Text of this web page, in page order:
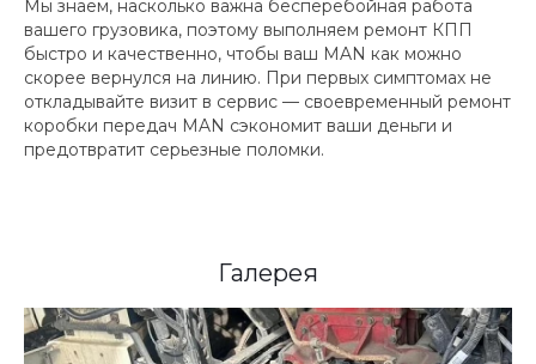
Мы знаем, насколько важна бесперебойная работа
вашего грузовика, поэтому выполняем ремонт КПП
быстро и качественно, чтобы ваш MAN как можно
скорее вернулся на линию. При первых симптомах не
откладывайте визит в сервис — своевременный ремонт
коробки передач MAN сэкономит ваши деньги и
предотвратит серьезные поломки.
Галерея